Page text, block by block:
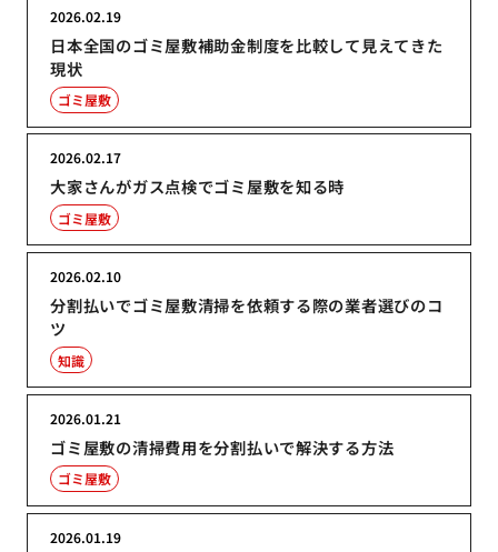
日本全国のゴミ屋敷補助金制度を比較して見えてきた
現状
2026.02.19
ゴミ屋敷
大家さんがガス点検でゴミ屋敷を知る時
2026.02.17
ゴミ屋敷
分割払いでゴミ屋敷清掃を依頼する際の業者選びのコ
ツ
2026.02.10
知識
ゴミ屋敷の清掃費用を分割払いで解決する方法
2026.01.21
ゴミ屋敷
2026.01.19